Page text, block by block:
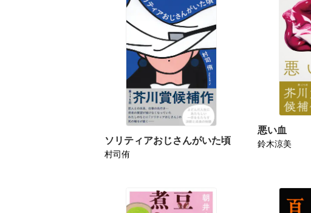
ソリティアおじさんがいた頃
村司侑
悪い血
鈴木涼美